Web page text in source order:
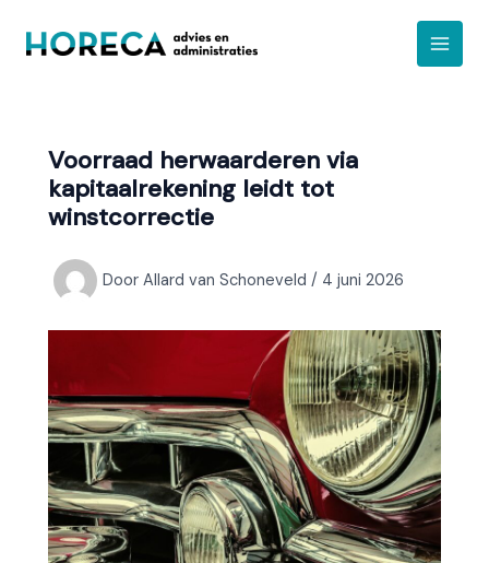
naar
Voorraad herwaarderen via
kapitaalrekening leidt tot
winstcorrectie
Door Allard van Schoneveld / 4 juni 2026